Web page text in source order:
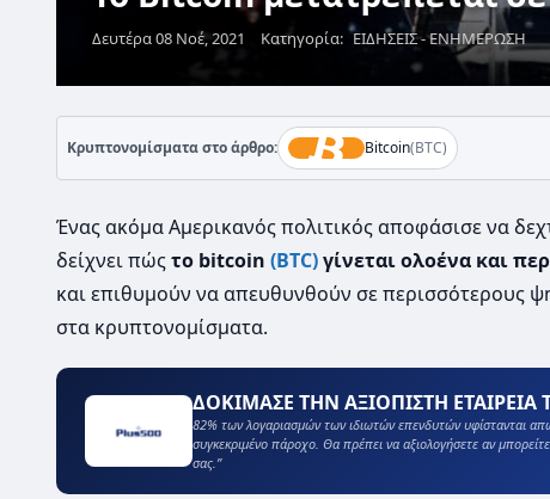
Δευτέρα 08 Νοέ, 2021 Κατηγορία: ΕΙΔΗΣΕΙΣ - ΕΝΗΜΕΡΩΣΗ
Κρυπτονομίσματα στο άρθρο: Bitcoin(BTC)
Ένας ακόμα Αμερικανός πολιτικός αποφάσισε να
δείχνει πώςτο bitcoin (BTC)γίνεται ολοένα και
και επιθυμούν να απευθυνθούν σε περισσότερους
στα κρυπτονομίσματα.
ΔΟΚΙΜΑΣΕ ΤΗΝ ΑΞΙΟΠΙΣΤΗ ΕΤΑΙΡΕΙΑ
82% των λογαριασμών των ιδιωτών επενδυτών υφίστανται
συγκεκριμένο πάροχο. Θα πρέπει να αξιολογήσετε αν
σας.”